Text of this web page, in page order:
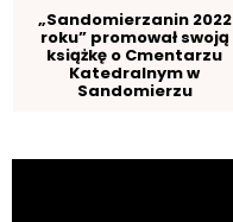
„Sandomierzanin 2022
roku” promował swoją
książkę o Cmentarzu
Katedralnym w
Sandomierzu